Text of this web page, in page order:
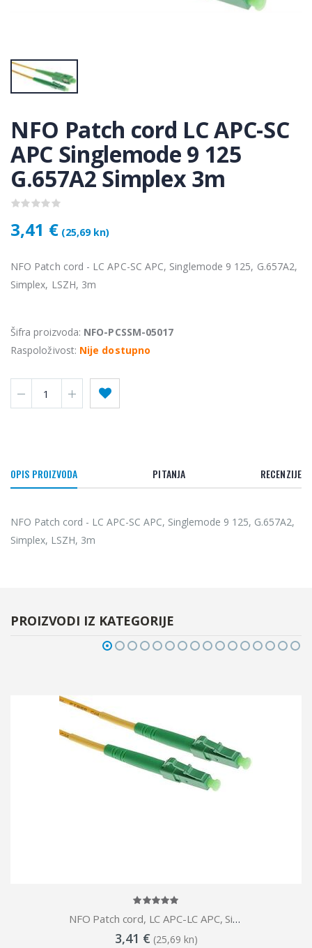
NFO Patch cord LC APC-SC
APC Singlemode 9 125
G.657A2 Simplex 3m
3,41 € (25,69 kn)
NFO Patch cord - LC APC-SC APC, Singlemode 9 125, G.657A2,
Simplex, LSZH, 3m
Šifra proizvoda: NFO-PCSSM-05017
Raspoloživost: Nije dostupno
OPIS PROIZVODA PITANJA RECENZIJE
NFO Patch cord - LC APC-SC APC, Singlemode 9 125, G.657A2,
Simplex, LSZH, 3m
€
Lenovo ThinkPad T14s Gen2 i5-1145G7, 16GB, 256GB SSD + 24' 2k USB-C
749,00 €
PROIZVODI IZ KATEGORIJE
NFO Patch cord, LC APC-LC APC, Singlemode 9 125, G.657A2, Simplex, 3m
3,41 € (25,69 kn)